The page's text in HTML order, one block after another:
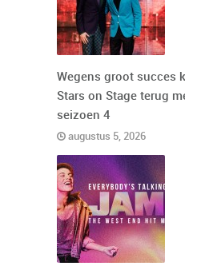
Wegens groot succes keert
Stars on Stage terug met
seizoen 4
augustus 5, 2026